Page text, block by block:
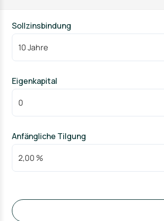
Sollzinsbindung
Eigenkapital
Anfängliche Tilgung